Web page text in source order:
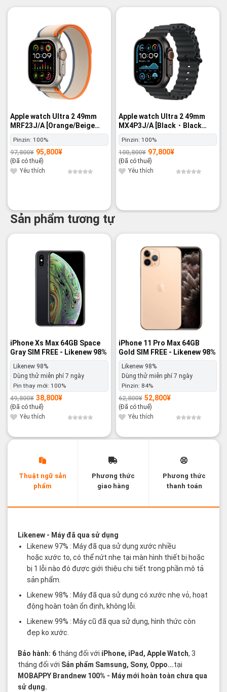
Apple watch Ultra 2 49mm
MRF23J/A [Orange/Beige
Trail Loop M/L] GPS+Cellular
- Nguyên hộp
Pinzin: 100%
97,800¥
Giá
gốc
là:
97,800¥.
95,800¥
Giá
hiện
tại
là:
95,800¥.
(Đã có thuế)
Yêu thích
Apple watch Ultra 2 49mm
MX4P3J/A [Black・Black
Ocean Band] GPS+Cellular -
Nguyên hộp
Pinzin: 100%
100,800¥
Giá
gốc
là:
100,800¥.
97,800¥
Giá
hiện
tại
là:
97,800¥.
(Đã có thuế)
Yêu thích
Sản phẩm tương tự
iPhone Xs Max 64GB Space
Gray SIM FREE - Likenew 98%
Likenew 98%
Dùng thử miễn phí 7 ngày
Pin thay mới: 100%
49,800¥
Giá
gốc
là:
49,800¥.
38,800¥
Giá
hiện
tại
là:
38,800¥.
(Đã có thuế)
Yêu thích
iPhone 11 Pro Max 64GB
Gold SIM FREE - Likenew 98%
Likenew 98%
Dùng thử miễn phí 7 ngày
Pinzin: 84%
62,800¥
Giá
gốc
là:
62,800¥.
52,800¥
Giá
hiện
tại
là:
52,800¥.
(Đã có thuế)
Yêu thích
Thuật ngữ sản
phẩm
Phương thức
giao hàng
Phương thức
thanh toán
Likenew- Máy đã qua sử dụng
Likenew 97% : Máy đã qua sử dụng xước nhiều
hoặc xước to, có thể nứt nhẹ tại màn hình thiết bị hoặc
bị 1 lỗi nào đó được giới thiệu chi tiết trong phần mô tả
sản phẩm.
Likenew 98% : Máy đã qua sử dụng có xước nhẹ vỏ, hoạt
động hoàn toàn ổn định, không lỗi.
Likenew 99% : Máy cũ đã qua sử dụng, hình thức còn
đẹp ko xước.
Bảo hành: 6 tháng đối với iPhone, iPad, Apple Watch, 3
tháng đối với Sản phẩm Samsung, Sony, Oppo...tại
MOBAPPY Brandnew 100% - Máy mới hoàn toàn chưa qua
sử dụng.